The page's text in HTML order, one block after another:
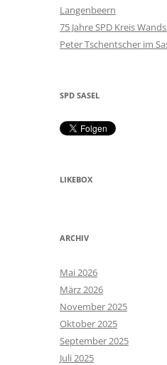
Langenbeern
75 Jahre SPD Kreis
Peter Tschentscher im
SPD SASEL
LIKEBOX
ARCHIV
Mai 2026
März 2026
November 2025
Oktober 2025
September 2025
Juli 2025